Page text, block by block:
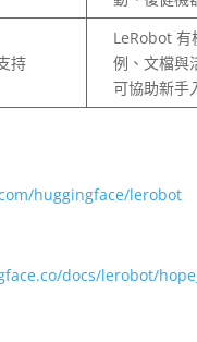
持
LeRobot 有
例、文檔與
可協助新手
huggingface/lerobot
docs/lerobot/